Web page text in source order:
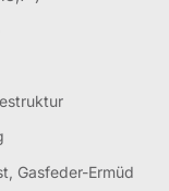
Gasfeder-Ermüd